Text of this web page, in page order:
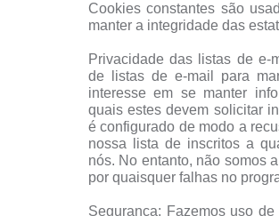
Cookies constantes são
manter a integridade das
Privacidade das listas de e-
de listas de e-mail para
interesse em se manter
quais estes devem solicitar
é configurado de modo a
nossa lista de inscritos a
nós. No entanto, não somos
por quaisquer falhas no
Segurança: Fazemos uso